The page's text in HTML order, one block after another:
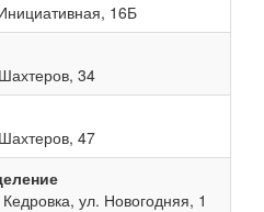
16Б
34
47
ул. Новогодняя, 1